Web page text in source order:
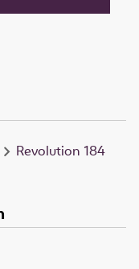
Revolution 184